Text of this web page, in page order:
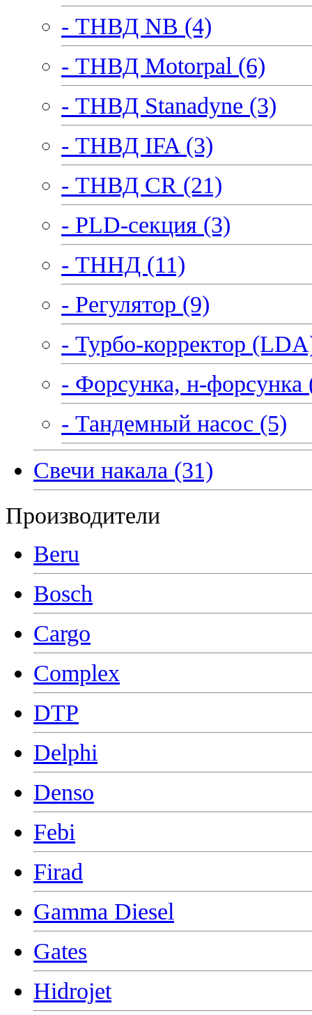
- ТНВД NB (4)
- ТНВД Motorpal (6)
- ТНВД Stanadyne (3)
- ТНВД IFA (3)
- ТНВД CR (21)
- PLD-секция (3)
- ТННД (11)
- Регулятор (9)
- Турбо-корректор
- Форсунка, н-форсунка
- Тандемный насос (5)
Свечи накала (31)
Производители
Beru
Bosch
Cargo
Complex
DTP
Delphi
Denso
Febi
Firad
Gamma Diesel
Gates
Hidrojet